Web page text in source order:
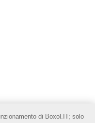
di Boxol.IT; solo